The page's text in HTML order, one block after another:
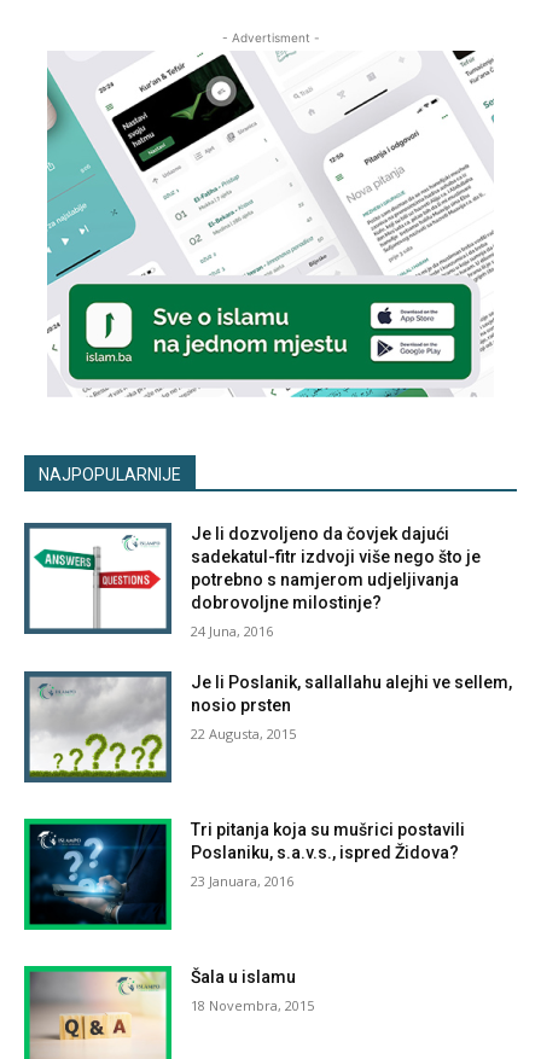
- Advertisment -
NAJPOPULARNIJE
Je li dozvoljeno da čovjek dajući
sadekatul-fitr izdvoji više nego što je
potrebno s namjerom udjeljivanja
dobrovoljne milostinje?
24 Juna, 2016
Je li Poslanik, sallallahu alejhi ve sellem,
nosio prsten
22 Augusta, 2015
Tri pitanja koja su mušrici postavili
Poslaniku, s.a.v.s., ispred Židova?
23 Januara, 2016
Šala u islamu
18 Novembra, 2015